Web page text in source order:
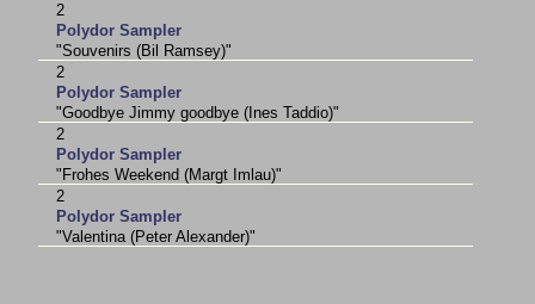
2
Polydor Sampler
"Souvenirs (Bil Ramsey)"
2
Polydor Sampler
"Goodbye Jimmy goodbye (Ines Taddio)"
2
Polydor Sampler
"Frohes Weekend (Margt Imlau)"
2
Polydor Sampler
"Valentina (Peter Alexander)"